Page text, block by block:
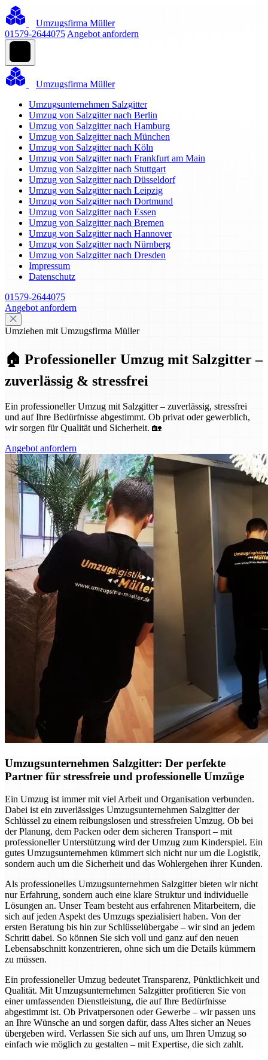
Umzugsfirma Müller
01579-2644075 Angebot anfordern
Umzugsfirma Müller
Umzugsunternehmen Salzgitter
Umzug von Salzgitter nach Berlin
Umzug von Salzgitter nach Hamburg
Umzug von Salzgitter nach München
Umzug von Salzgitter nach Köln
Umzug von Salzgitter nach Frankfurt am Main
Umzug von Salzgitter nach Stuttgart
Umzug von Salzgitter nach Düsseldorf
Umzug von Salzgitter nach Leipzig
Umzug von Salzgitter nach Dortmund
Umzug von Salzgitter nach Essen
Umzug von Salzgitter nach Bremen
Umzug von Salzgitter nach Hannover
Umzug von Salzgitter nach Nürnberg
Umzug von Salzgitter nach Dresden
Impressum
Datenschutz
01579-2644075
Angebot anfordern
Umziehen mit Umzugsfirma Müller
🏠 Professioneller Umzug mit Salzgitter –
zuverlässig & stressfrei
Ein professioneller Umzug mit Salzgitter – zuverlässig, stressfrei
und auf Ihre Bedürfnisse abgestimmt. Ob privat oder gewerblich,
wir sorgen für Qualität und Sicherheit. 🏡
Angebot anfordern
Umzugsunternehmen Salzgitter: Der perfekte
Partner für stressfreie und professionelle Umzüge
Ein Umzug ist immer mit viel Arbeit und Organisation verbunden.
Dabei ist ein zuverlässiges Umzugsunternehmen Salzgitter der
Schlüssel zu einem reibungslosen und stressfreien Umzug. Ob bei
der Planung, dem Packen oder dem sicheren Transport – mit
professioneller Unterstützung wird der Umzug zum Kinderspiel. Ein
gutes Umzugsunternehmen kümmert sich nicht nur um die Logistik,
sondern auch um die Sicherheit und das Wohlergehen ihrer Kunden.
Als professionelles Umzugsunternehmen Salzgitter bieten wir nicht
nur Erfahrung, sondern auch eine klare Struktur und individuelle
Lösungen an. Unser Team besteht aus erfahrenen Mitarbeitern, die
sich auf jeden Aspekt des Umzugs spezialisiert haben. Von der
ersten Beratung bis hin zur Schlüsselübergabe – wir sind an jedem
Schritt dabei. So können Sie sich voll und ganz auf den neuen
Lebensabschnitt konzentrieren, ohne sich um die Details kümmern
zu müssen.
Ein professioneller Umzug bedeutet Transparenz, Pünktlichkeit und
Qualität. Mit Umzugsunternehmen Salzgitter profitieren Sie von
einer umfassenden Dienstleistung, die auf Ihre Bedürfnisse
abgestimmt ist. Ob Privatpersonen oder Gewerbe – wir passen uns
an Ihre Wünsche an und sorgen dafür, dass Altes sicher an Neues
übergeben wird. Verlassen Sie sich auf uns, um Ihren Umzug so
einfach wie möglich zu gestalten – mit Expertise, die sich zahlt.